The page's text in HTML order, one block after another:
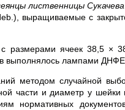
лиственницы
выращиваемые с
размерами ячеек 38,5 ×
выполнялось лампами
методом случайной
части и диаметр у шейки
нормативных